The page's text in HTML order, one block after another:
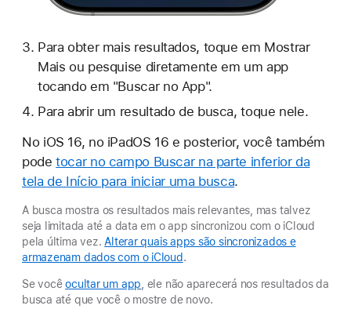
Para obter mais resultados, toque em Mostrar
Mais ou pesquise diretamente em um app
tocando em "Buscar no App".
Para abrir um resultado de busca, toque nele.
No iOS 16, no iPadOS 16 e posterior, você também
podetocar no campo Buscar na parte inferior da
tela de Início para iniciar uma busca.
A busca mostra os resultados mais relevantes, mas talvez
seja limitada até a data em o app sincronizou com o iCloud
pela última vez. Alterar quais apps são sincronizados e
armazenam dados com o iCloud.
Se vocêocultar um app , ele não aparecerá nos resultados da
busca até que você o mostre de novo.